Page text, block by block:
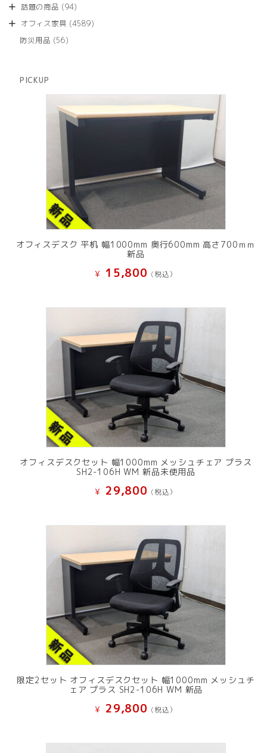
商
話題の商品 9494
の
オフィス家具 45894589
防災用品 5656
PICKUP
オフィスデスク 平机 幅1000mm 奥行600mm 高さ700ｍｍ
新品
¥ 15,800 (税込）
オフィスデスクセット 幅1000mm メッシュチェア プラス
SH2-106H WM 新品未使用品
¥ 29,800 (税込）
限定2セット オフィスデスクセット 幅1000mm メッシュチ
ェア プラス SH2-106H WM 新品
¥ 29,800 (税込）